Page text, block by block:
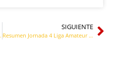
en el Grupo B
SIGUIENTE
Resumen Jornada 4 Liga Amateur Rugby